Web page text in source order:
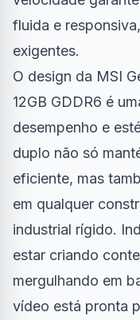
fluida e
exigentes.
O design da MSI
12GB GDDR6 é
desempenho e
duplo não só
eficiente, mas
em qualquer
industrial rígido.
estar criando
mergulhando em
vídeo está pronta